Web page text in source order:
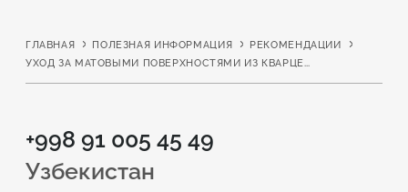
ГЛАВНАЯ ПОЛЕЗНАЯ ИНФОРМАЦИЯ
РЕКОМЕНДАЦИИ
+998 91 005 45 49
Узбекистан